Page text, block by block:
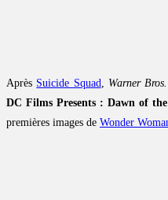
Après Suicide Squad, Warner
DC Films Presents : Dawn of
premières images de Wonder